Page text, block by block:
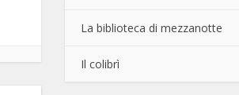
La biblioteca di mezzanotte
Il colibrì